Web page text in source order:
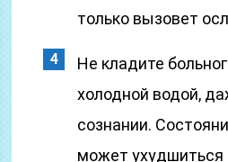
только вызовет
Не кладите
холодной водой,
сознании.
может ухудшиться